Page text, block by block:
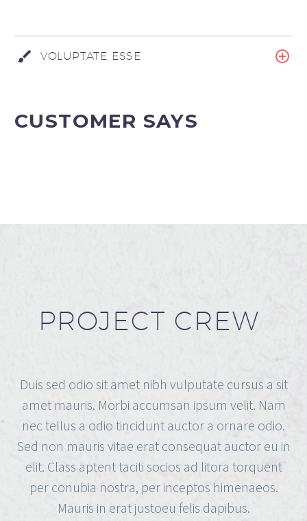
VOLUPTATE ESSE
CUSTOMER SAYS
PROJECT CREW
Duis sed odio sit amet nibh vulputate cursus a sit
amet mauris. Morbi accumsan ipsum velit. Nam
nec tellus a odio tincidunt auctor a ornare odio.
Sed non mauris vitae erat consequat auctor eu in
elit. Class aptent taciti socios ad litora torquent
per conubia nostra, per inceptos himenaeos.
Mauris in erat justoeu felis dapibus.